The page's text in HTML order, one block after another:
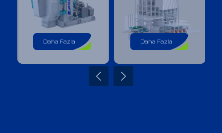
Daha Fazla Daha Fazla